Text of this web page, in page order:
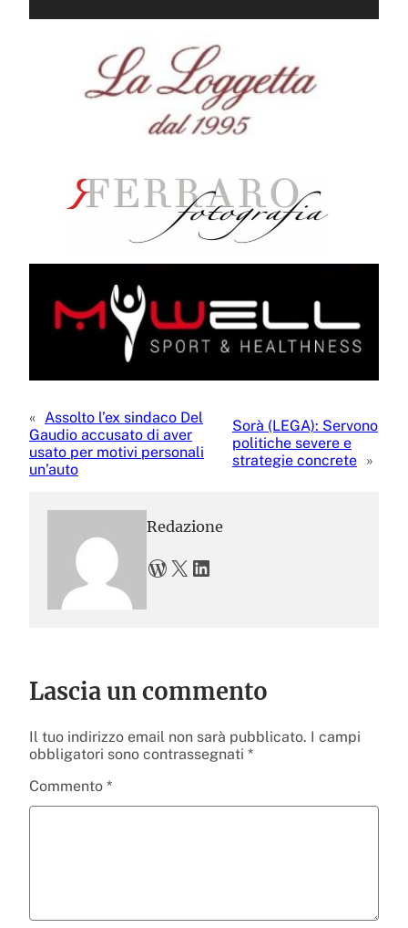
« Assolto l’ex sindaco Del
Gaudio accusato di aver
usato per motivi personali
un’auto
Sorà (LEGA): Servono
politiche severe e
strategie concrete »
Redazione
WordPress X LinkedIn
Lascia un commento
Il tuo indirizzo email non sarà pubblicato. I campi
obbligatori sono contrassegnati *
Commento *